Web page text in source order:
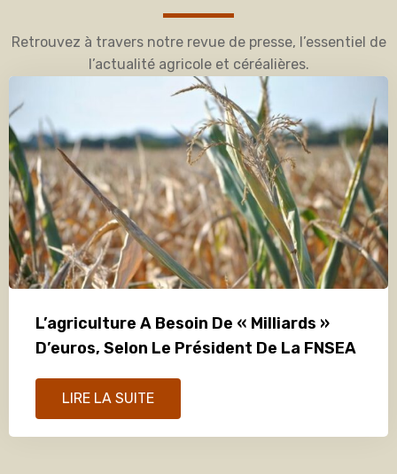
Retrouvez à travers notre revue de presse, l’essentiel de
l’actualité agricole et céréalières.
L’agriculture A Besoin De « Milliards »
D’euros, Selon Le Président De La FNSEA
LIRE LA SUITE